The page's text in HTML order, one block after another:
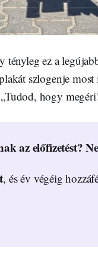
ez a
szlogenje most
hogy
az előfizetést?
, és év végéig